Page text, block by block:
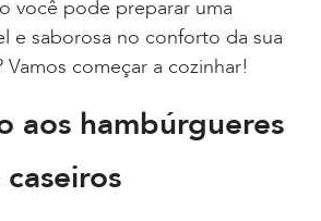
você pode preparar uma
e saborosa no conforto da sua
começar a cozinhar!
aos hambúrgueres